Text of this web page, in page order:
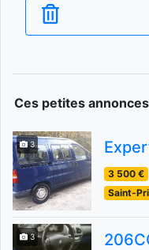
Ces petites
3
3 500 €
Saint-
3